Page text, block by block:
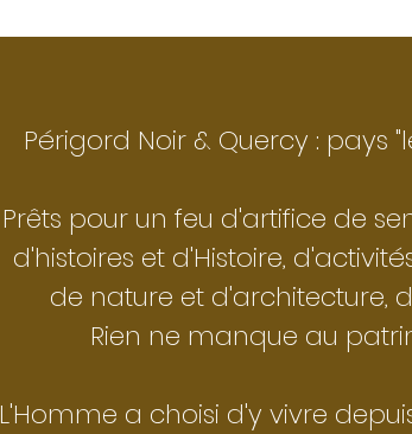
Périgord Noir & Quercy : pays
Prêts pour un feu d'artifice de
d'histoires et d'Histoire,
de nature et d'architecture,
Rien ne manque au
L'Homme a choisi d'y vivre